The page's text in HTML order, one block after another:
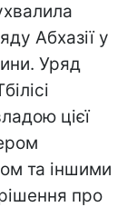
Абхазії у
Уряд
цієї
та іншими
про